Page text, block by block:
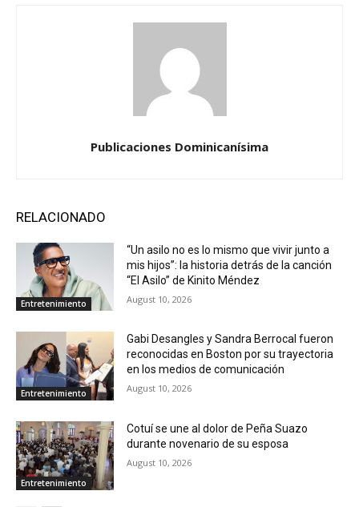
Publicaciones Dominicanísima
RELACIONADO
Entretenimiento
“Un asilo no es lo mismo que vivir junto a
mis hijos”: la historia detrás de la canción
“El Asilo” de Kinito Méndez
August 10, 2026
Entretenimiento
Gabi Desangles y Sandra Berrocal fueron
reconocidas en Boston por su trayectoria
en los medios de comunicación
August 10, 2026
Entretenimiento
Cotuí se une al dolor de Peña Suazo
durante novenario de su esposa
August 10, 2026